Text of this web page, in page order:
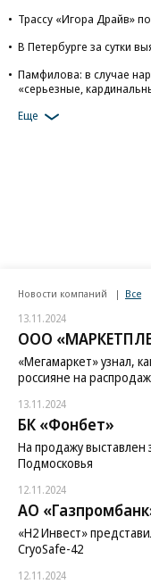
Трассу «Игора Драйв»
В Петербурге за сутки
Памфилова: в случае
«серьезные,
Еще
Новости компаний Все
13.11.2024
ООО
«Мегамаркет» узнал,
россияне на
13.11.2024
БК «Фонбет»
На продажу выставлен
Подмосковья
12.11.2024
АО
«H2 Инвест»
CryoSafe-42
12.11.2024